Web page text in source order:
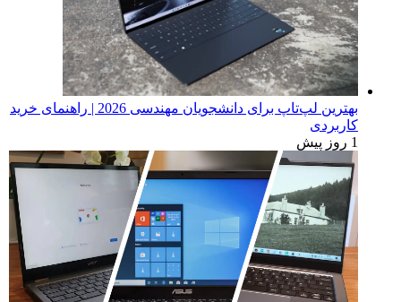
بهترین لپ‌تاپ برای دانشجویان مهندسی 2026 | راهنمای خرید
کاربردی
1 روز پیش